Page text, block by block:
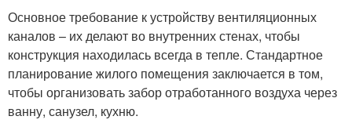
Основное требование к устройству вентиляционных
каналов – их делают во внутренних стенах, чтобы
конструкция находилась всегда в тепле. Стандартное
планирование жилого помещения заключается в том,
чтобы организовать забор отработанного воздуха через
ванну, санузел, кухню.